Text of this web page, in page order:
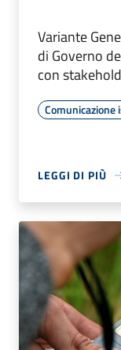
Variante
di Governo
con
LEGGI DI PIÙ